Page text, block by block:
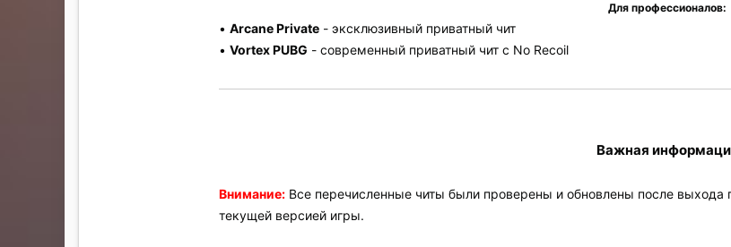
Для профессионалов:
• Arcane Private - эксклюзивный приватный чит
• Vortex PUBG - современный приватный чит с No Recoil
Важная
Внимание: Все перечисленные читы были проверены и обновлены после выхода
текущей версией игры.